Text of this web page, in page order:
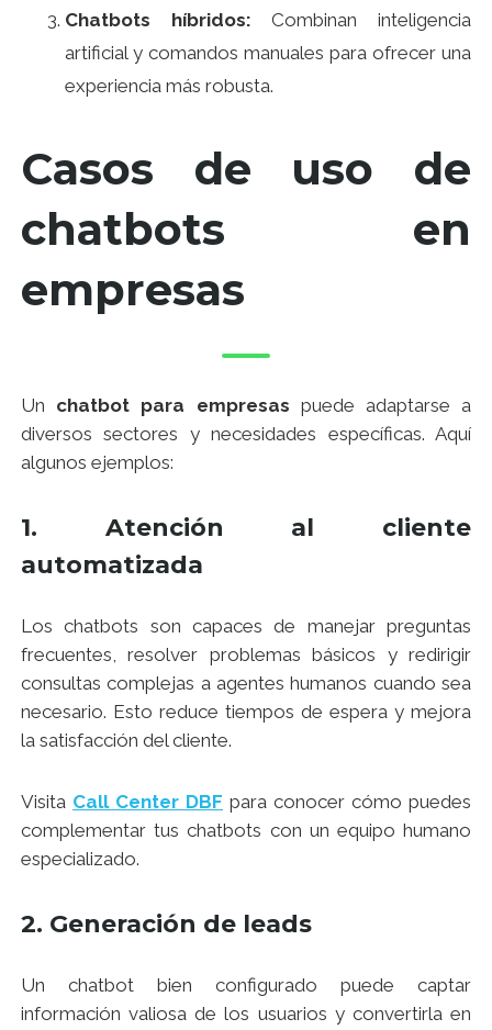
Chatbots híbridos: Combinan inteligencia
artificial y comandos manuales para ofrecer una
experiencia más robusta.
Casos de uso de
chatbots en
empresas
Un chatbot para empresas puede adaptarse a
diversos sectores y necesidades específicas. Aquí
algunos ejemplos:
1. Atención al cliente
automatizada
Los chatbots son capaces de manejar preguntas
frecuentes, resolver problemas básicos y redirigir
consultas complejas a agentes humanos cuando sea
necesario. Esto reduce tiempos de espera y mejora
la satisfacción del cliente.
Visita Call Center DBF para conocer cómo puedes
complementar tus chatbots con un equipo humano
especializado.
2. Generación de leads
Un chatbot bien configurado puede captar
información valiosa de los usuarios y convertirla en